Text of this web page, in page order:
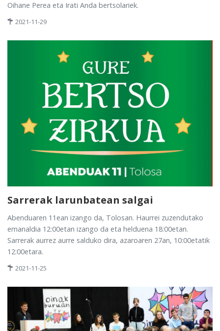
Oihane Perea eta Irati Anda bertsolariek.
2021-11-29
Sarrerak larunbatean salgai
Abenduaren 11ean izango da, Tolosan. Haurrei zuzendutako
emanaldia 12:00etan izango da eta helduena 18:00etan.
Sarrerak aurrez aurre salduko dira, azaroaren 27an, 10:00etatik
12:00etara.
2021-11-25